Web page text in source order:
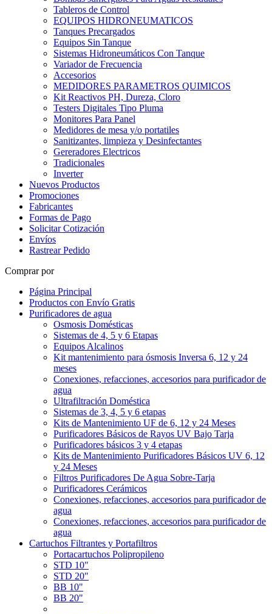
Tableros de Control
EQUIPOS HIDRONEUMATICOS
Tanques Precargados
Equipos Sin Tanque
Sistemas Hidroneumáticos Con Tanque
Variador de Frecuencia
Accesorios
MEDIDORES PARAMETROS QUIMICOS
Kit Reactivos PH, Dureza, Cloro
Testers Digitales Tipo Pluma
Monitores Para Panel
Medidores de mesa y/o portatiles
Sanitizantes, limpieza y Desinfectantes
Gereradores Electricos
Tradicionales
Inverter
Nuevos Productos
Promociones
Fabricantes
Formas de Pago
Solicitar Cotización
Envíos
Rastrear Pedido
Comprar por
Página Principal
Productos con Envío Gratis
Purificadores de agua
Osmosis Domésticas
Sistemas de 4, 5 y 6 Etapas
Equipos Alcalinos
Kit mantenimiento para ósmosis Inversa 6, 12 y 24
meses
Conexiones, refacciones, accesorios para purificador de
agua
Ultrafiltración Doméstica
Sistemas de 3, 4, 5 y 6 etapas
Kits de Mantenimiento UF de 6, 12 y 24 Meses
Purificadores Básicos de Rayos UV Bajo Tarja
Purificadores básicos 3 y 4 etapas
Kits de Mantenimiento Purificadores Básicos UV 6, 12
y 24 Meses
Filtros Purificadores De Agua Sobre-Tarja
Purificadores Cerámicos
Conexiones, refacciones, accesorios para purificador de
agua
Conexiones, refacciones, accesorios para purificador de
agua
Cartuchos Filtrantes y Portafiltros
Portacartuchos Polipropileno
STD 10"
STD 20"
BB 10"
BB 20"